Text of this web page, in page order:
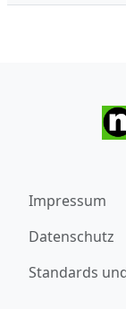
Impressum
Datenschutz
Standards